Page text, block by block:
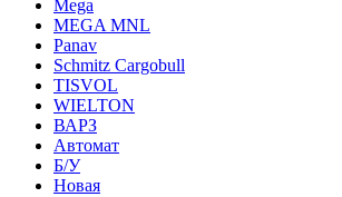
Mega
MEGA MNL
Panav
Schmitz Cargobull
TISVOL
WIELTON
ВАРЗ
Автомат
Б/У
Новая